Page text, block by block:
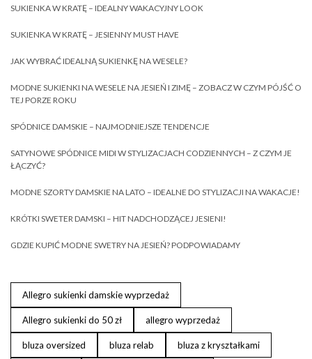
SUKIENKA W KRATĘ – IDEALNY WAKACYJNY LOOK
SUKIENKA W KRATĘ – JESIENNY MUST HAVE
JAK WYBRAĆ IDEALNĄ SUKIENKĘ NA WESELE?
MODNE SUKIENKI NA WESELE NA JESIEŃ I ZIMĘ – ZOBACZ W CZYM PÓJŚĆ O
TEJ PORZE ROKU
SPÓDNICE DAMSKIE – NAJMODNIEJSZE TENDENCJE
SATYNOWE SPÓDNICE MIDI W STYLIZACJACH CODZIENNYCH – Z CZYM JE
ŁĄCZYĆ?
MODNE SZORTY DAMSKIE NA LATO – IDEALNE DO STYLIZACJI NA WAKACJE!
KRÓTKI SWETER DAMSKI – HIT NADCHODZĄCEJ JESIENI!
GDZIE KUPIĆ MODNE SWETRY NA JESIEŃ? PODPOWIADAMY
Allegro sukienki damskie wyprzedaż
Allegro sukienki do 50 zł allegro wyprzedaż
bluza oversized bluza relab bluza z kryształkami